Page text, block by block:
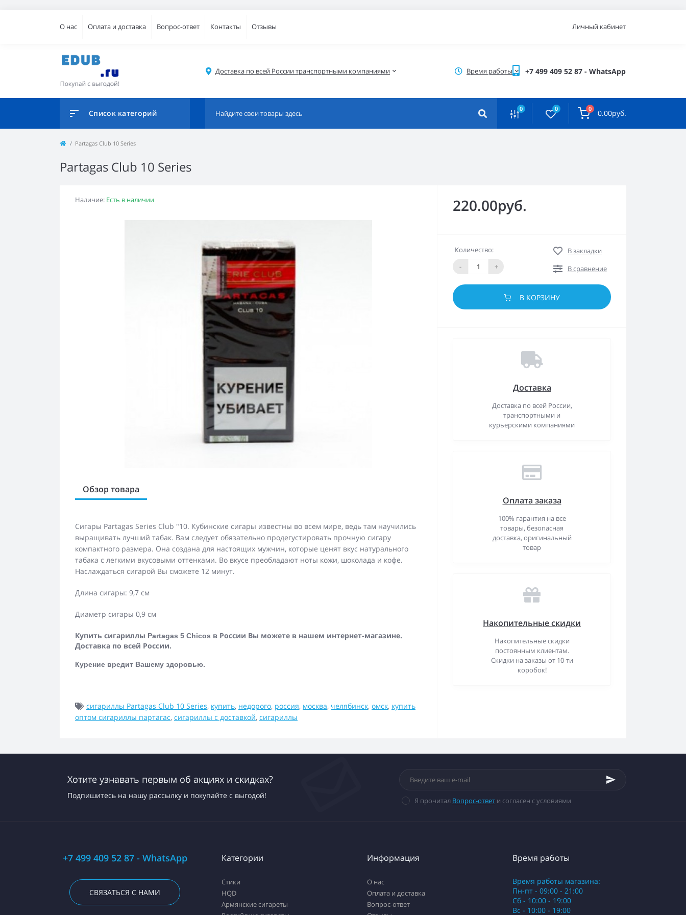
О нас Оплата и доставка Вопрос-ответ Контакты Отзывы Личный кабинет
Доставка по всей России транспортными компаниями Время работы +7 499 409 52 87 - WhatsApp
Список категорий 0 0 0 0.00руб.
Partagas Club 10 Series
Partagas Club 10 Series
Наличие: Есть в наличии
Обзор товара
Сигары Partagas Series Club "10. Кубинские сигары известны во всем мире, ведь там научились
выращивать лучший табак. Вам следует обязательно продегустировать прочную сигару
компактного размера. Она создана для настоящих мужчин, которые ценят вкус натурального
табака с легкими вкусовыми оттенками. Во вкусе преобладают ноты кожи, шоколада и кофе.
Наслаждаться сигарой Вы сможете 12 минут.
Длина сигары: 9,7 см
Диаметр сигары 0,9 см
Купить сигариллы Partagas 5 Chicos в России Вы можете в нашем интернет-магазине.
Доставка по всей России.
Курение вредит Вашему здоровью.
сигариллы Partagas Club 10 Series, купить, недорого, россия, москва, челябинск, омск, купить
оптом сигариллы партагас, сигариллы с доставкой, сигариллы
220.00руб.
Количество:
-
+
В закладки
В сравнение
В КОРЗИНУ
Доставка
Доставка по всей России,
транспортными и
курьерскими компаниями
Оплата заказа
100% гарантия на все
товары, безопасная
доставка, оригинальный
товар
Накопительные скидки
Накопительные скидки
постоянным клиентам.
Скидки на заказы от 10-ти
коробок!
Хотите узнавать первым об акциях и скидках?
Подпишитесь на нашу рассылку и покупайте с выгодой!
Я прочитал Вопрос-ответ и согласен с условиями
+7 499 409 52 87 - WhatsApp
СВЯЗАТЬСЯ С НАМИ
Категории
Стики
HQD
Армянские сигареты
Информация
О нас
Оплата и доставка
Вопрос-ответ
Время работы
Время работы магазина:
Пн-пт - 09:00 - 21:00
Сб - 10:00 - 19:00
Вс - 10:00 - 19:00